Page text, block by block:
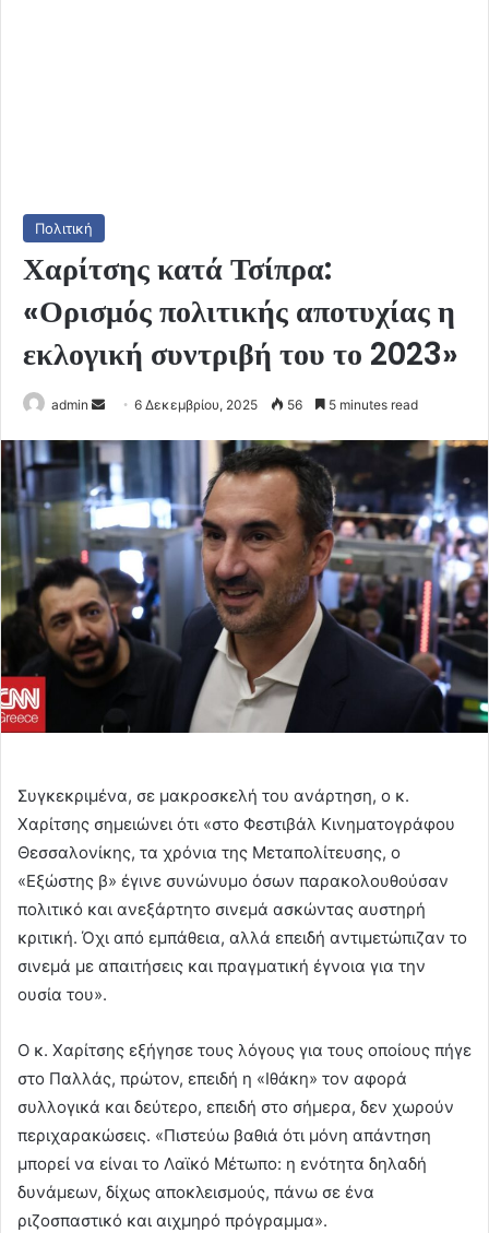
Πολιτική
Χαρίτσης κατά Τσίπρα:
«Ορισμός πολιτικής αποτυχίας η
εκλογική συντριβή του το 2023»
admin
Send6 Δεκεμβρίου, 2025 56 5 minutes read
Συγκεκριμένα, σε μακροσκελή του ανάρτηση, ο κ.
Χαρίτσης σημειώνει ότι «στο Φεστιβάλ Κινηματογράφου
Θεσσαλονίκης, τα χρόνια της Μεταπολίτευσης, ο
«Εξώστης β» έγινε συνώνυμο όσων παρακολουθούσαν
πολιτικό και ανεξάρτητο σινεμά ασκώντας αυστηρή
κριτική. Όχι από εμπάθεια, αλλά επειδή αντιμετώπιζαν το
σινεμά με απαιτήσεις και πραγματική έγνοια για την
ουσία του».
Ο κ. Χαρίτσης εξήγησε τους λόγους για τους οποίους πήγε
στο Παλλάς, πρώτον, επειδή η «Ιθάκη» τον αφορά
συλλογικά και δεύτερο, επειδή στο σήμερα, δεν χωρούν
περιχαρακώσεις. «Πιστεύω βαθιά ότι μόνη απάντηση
μπορεί να είναι το Λαϊκό Μέτωπο: η ενότητα δηλαδή
δυνάμεων, δίχως αποκλεισμούς, πάνω σε ένα
ριζοσπαστικό και αιχμηρό πρόγραμμα».